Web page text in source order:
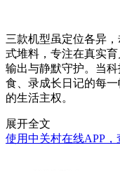
三款机型虽定位各异
式堆料，专注在真实
输出与静默守护。当
食、录成长日记的每
的生活主权。
展开全文
使用中关村在线APP